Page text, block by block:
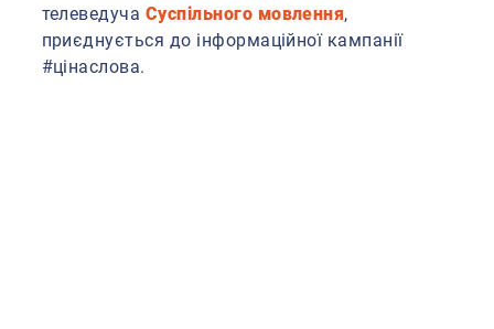
телеведуча Суспільного мовлення,
приєднується до інформаційної кампанії
#цінаслова.